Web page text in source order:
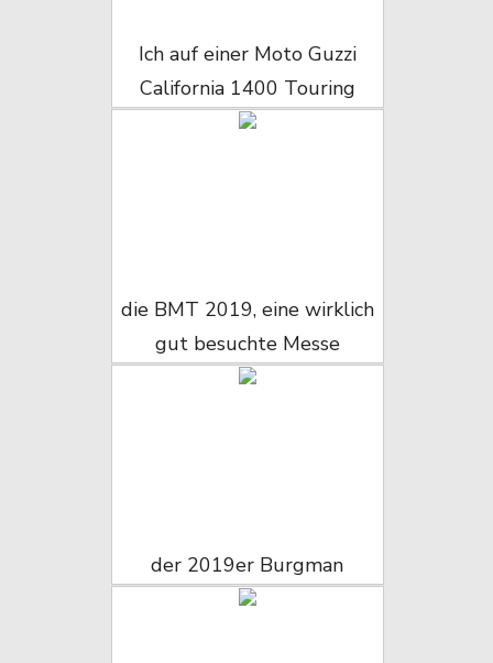
Ich auf einer Moto Guzzi
California 1400 Touring
die BMT 2019, eine wirklich
gut besuchte Messe
der 2019er Burgman